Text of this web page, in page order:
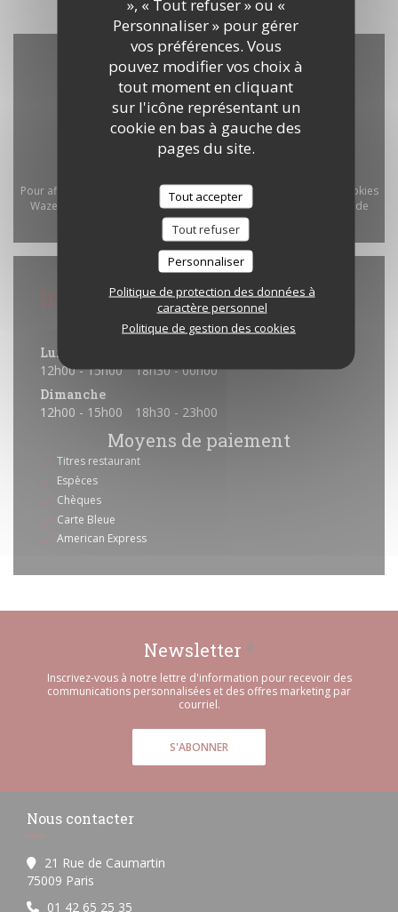
», « Tout refuser » ou «
Personnaliser » pour gérer
vos préférences. Vous
pouvez modifier vos choix à
tout moment en cliquant
sur l'icône représentant un
cookie en bas à gauche des
pages du site.
Tout accepter
Tout refuser
Personnaliser
Politique de protection des données à
caractère personnel
Politique de gestion des cookies
Pour afficher la carte interactive Waze, vous devez accepter les cookies
Waze Map (Google). Ces cookies peuvent collecter des données de
navigation et de localisation.
Infos pratiques
Horaires
Lun
12h00 - 15h00 • 18h30 - 00h00
Dimanche
12h00 - 15h00 • 18h30 - 23h00
Moyens de paiement
Titres restaurant
Espèces
Chèques
Carte Bleue
American Express
Newsletter *
Inscrivez-vous à notre lettre d'information pour recevoir des
communications personnalisées et des offres marketing par
courriel.
S'ABONNER
Nous contacter
21 Rue de Caumartin
75009 Paris
01 42 65 25 35